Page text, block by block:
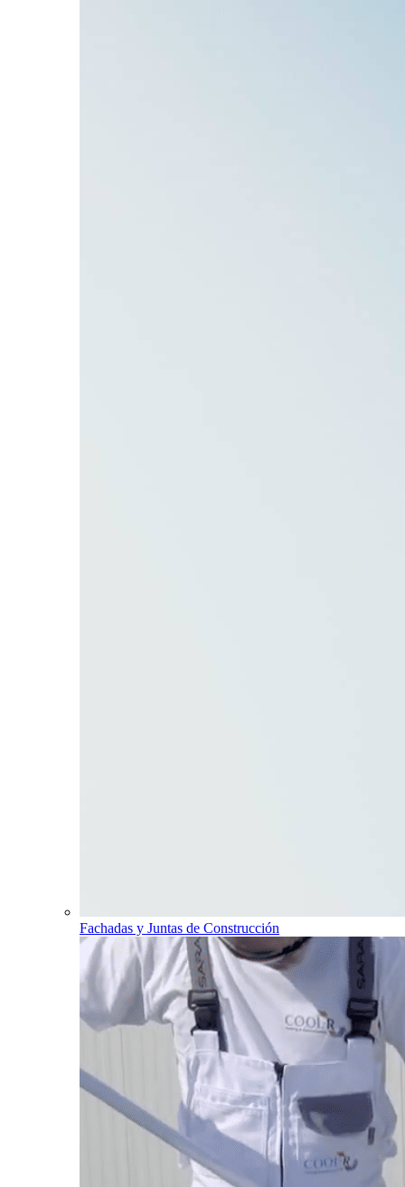
Fachadas y Juntas de Construcción